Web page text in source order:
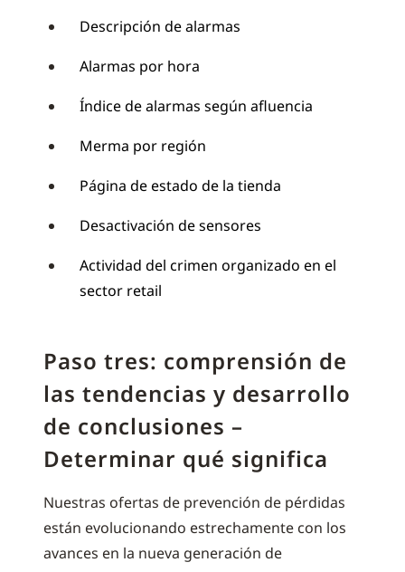
Descripción de alarmas
Alarmas por hora
Índice de alarmas según afluencia
Merma por región
Página de estado de la tienda
Desactivación de sensores
Actividad del crimen organizado en el
sector retail
Paso tres: comprensión de
las tendencias y desarrollo
de conclusiones –
Determinar qué significa
Nuestras ofertas de prevención de pérdidas
están evolucionando estrechamente con los
avances en la nueva generación de